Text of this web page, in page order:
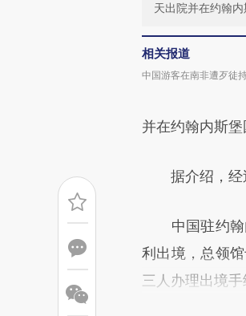
天出院并在约翰
相关报道
中国游客在南非遭歹徒
并在约翰内斯堡
据介绍，经过
中国驻约翰
利出境，总领
三人办理出境手